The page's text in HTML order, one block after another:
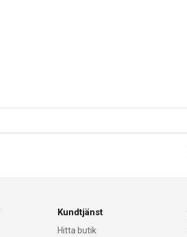
Kundtjänst
Hitta butik